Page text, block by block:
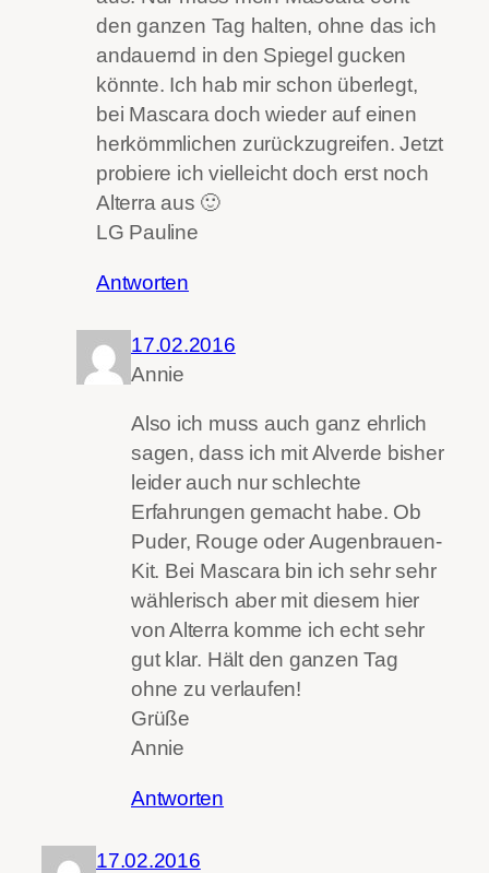
den ganzen Tag halten, ohne das ich
andauernd in den Spiegel gucken
könnte. Ich hab mir schon überlegt,
bei Mascara doch wieder auf einen
herkömmlichen zurückzugreifen. Jetzt
probiere ich vielleicht doch erst noch
Alterra aus 🙂
LG Pauline
Antworten
17.02.2016
Annie
Also ich muss auch ganz ehrlich
sagen, dass ich mit Alverde bisher
leider auch nur schlechte
Erfahrungen gemacht habe. Ob
Puder, Rouge oder Augenbrauen-
Kit. Bei Mascara bin ich sehr sehr
wählerisch aber mit diesem hier
von Alterra komme ich echt sehr
gut klar. Hält den ganzen Tag
ohne zu verlaufen!
Grüße
Annie
Antworten
17.02.2016